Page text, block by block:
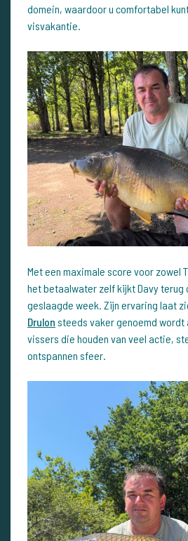
domein, waardoor u comfortabel
visvakantie.
Met een maximale score voor zowel
het betaalwater zelf kijkt Davy terug
geslaagde week. Zijn ervaring laat
Drulon steeds vaker genoemd wordt
vissers die houden van veel actie,
ontspannen sfeer.